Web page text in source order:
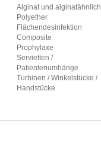
Alginat und alginatähnlich
Polyether
Flächendesinfektion
Composite
Prophylaxe
Servietten /
Patientenumhänge
Turbinen / Winkelstücke /
Handstücke